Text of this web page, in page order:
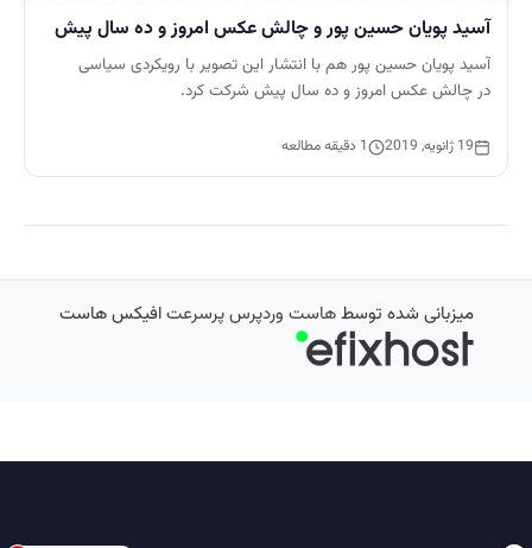
آسید پویان حسین پور و چالش عکس امروز و ده سال پیش
آسید پویان حسین پور هم با انتشار این تصویر با رویکردی سیاسی
در چالش عکس امروز و ده سال پیش شرکت کرد.
19 ژانویه, 2019 1 دقیقه مطالعه
میزبانی شده توسطهاست وردپرس پرسرعتافیکس هاست